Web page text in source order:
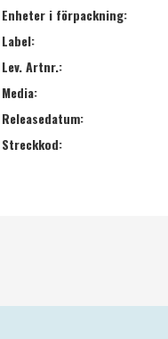
Enheter i förpackning:
Label:
Lev. Artnr.:
Media:
Releasedatum:
Streckkod: